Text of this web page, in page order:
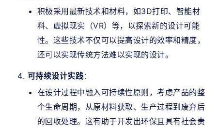
积极采用最新技术和材料，如3D打印、智能材
料、虚拟现实（VR）等，以探索新的设计可能
性。这些技术不仅可以提高设计的效率和精度，
还可以实现传统方法难以实现的设计。
可持续设计实践：
在设计过程中融入可持续性原则，考虑产品的整
个生命周期，从原材料获取、生产过程到废弃后
的回收处理。这有助于开发出环保且具有社会责